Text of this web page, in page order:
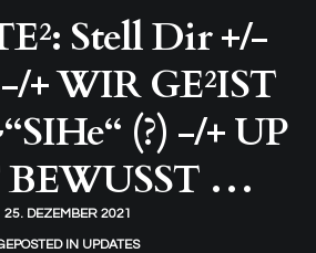
Stell Dir +/-
+ WIR GE²IST
(?) -/+ UP
BEWUSST …
25. DEZEMBER 2021
IN UPDATES